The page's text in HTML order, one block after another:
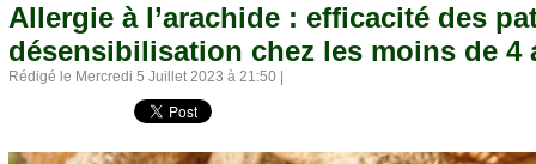
Allergie à l’arachide : efficacité des
désensibilisation chez les moins de 4
Rédigé le Mercredi 5 Juillet 2023 à 21:50 |